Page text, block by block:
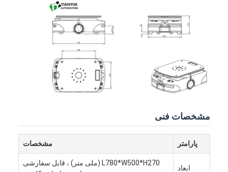
شاسی بیرونی چهار چرخ UGV با کنترل سیم
تجهیزات شارژ کننده پشتیبان AGV
اجزای چرخ محرک مکانیک AGV
درایو مونتاژ چرخ فرمان AGV
تجهیزات خودکار غیر استاندارد
مشخصات فنی
پارامتر مشخصات
ابعاد
L780*W500*H270 (ملی متر) ، قابل سفارشی